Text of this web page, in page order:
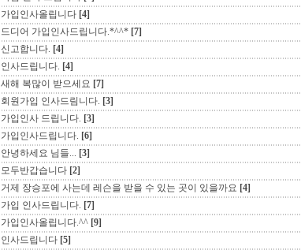
가입인사올립니다 [4]
드디어 가입인사드립니다.*^^* [7]
신고합니다. [4]
인사드립니다. [4]
새해 복많이 받으세요 [7]
회원가입 인사드림니다. [3]
가입인사 드립니다. [3]
가입인사드립니다. [6]
안녕하세요 님들... [3]
모두반갑습니다 [2]
거제 장승포에 사는데 레슨을 받을 수 있는 곳이 있을까요 [4]
가입 인사드립니다. [7]
가입인사올립니다.^^ [9]
인사드립니다 [5]